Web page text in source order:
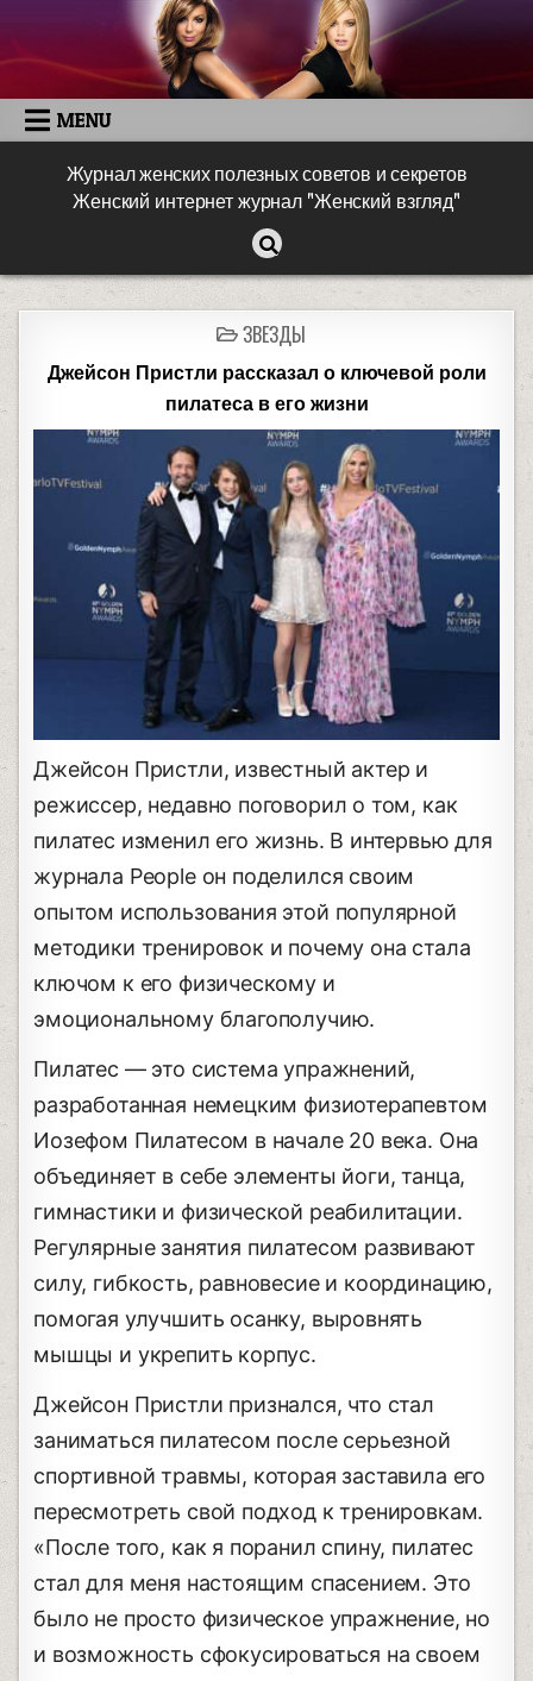
MENU
Журнал женских полезных советов и секретов
Женский интернет журнал "Женский взгляд"
ЗВЕЗДЫ
Джейсон Пристли рассказал о ключевой роли
пилатеса в его жизни
Джейсон Пристли, известный актер и
режиссер, недавно поговорил о том, как
пилатес изменил его жизнь. В интервью для
журнала People он поделился своим
опытом использования этой популярной
методики тренировок и почему она стала
ключом к его физическому и
эмоциональному благополучию.
Пилатес — это система упражнений,
разработанная немецким физиотерапевтом
Иозефом Пилатесом в начале 20 века. Она
объединяет в себе элементы йоги, танца,
гимнастики и физической реабилитации.
Регулярные занятия пилатесом развивают
силу, гибкость, равновесие и координацию,
помогая улучшить осанку, выровнять
мышцы и укрепить корпус.
Джейсон Пристли признался, что стал
заниматься пилатесом после серьезной
спортивной травмы, которая заставила его
пересмотреть свой подход к тренировкам.
«После того, как я поранил спину, пилатес
стал для меня настоящим спасением. Это
было не просто физическое упражнение, но
и возможность сфокусироваться на своем